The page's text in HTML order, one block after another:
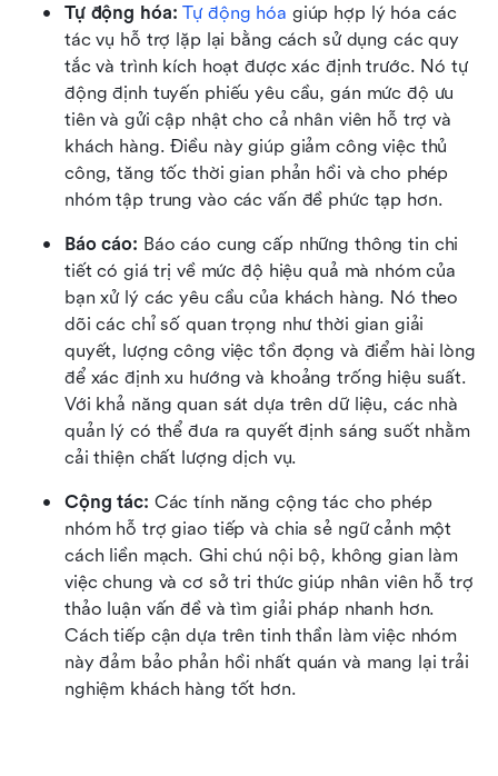
Tự động hóa: Tự động hóa giúp hợp lý hóa các
tác vụ hỗ trợ lặp lại bằng cách sử dụng các quy
tắc và trình kích hoạt được xác định trước. Nó tự
động định tuyến phiếu yêu cầu, gán mức độ ưu
tiên và gửi cập nhật cho cả nhân viên hỗ trợ và
khách hàng. Điều này giúp giảm công việc thủ
công, tăng tốc thời gian phản hồi và cho phép
nhóm tập trung vào các vấn đề phức tạp hơn.
Báo cáo: Báo cáo cung cấp những thông tin chi
tiết có giá trị về mức độ hiệu quả mà nhóm của
bạn xử lý các yêu cầu của khách hàng. Nó theo
dõi các chỉ số quan trọng như thời gian giải
quyết, lượng công việc tồn đọng và điểm hài lòng
để xác định xu hướng và khoảng trống hiệu suất.
Với khả năng quan sát dựa trên dữ liệu, các nhà
quản lý có thể đưa ra quyết định sáng suốt nhằm
cải thiện chất lượng dịch vụ.
Cộng tác: Các tính năng cộng tác cho phép
nhóm hỗ trợ giao tiếp và chia sẻ ngữ cảnh một
cách liền mạch. Ghi chú nội bộ, không gian làm
việc chung và cơ sở tri thức giúp nhân viên hỗ trợ
thảo luận vấn đề và tìm giải pháp nhanh hơn.
Cách tiếp cận dựa trên tinh thần làm việc nhóm
này đảm bảo phản hồi nhất quán và mang lại trải
nghiệm khách hàng tốt hơn.